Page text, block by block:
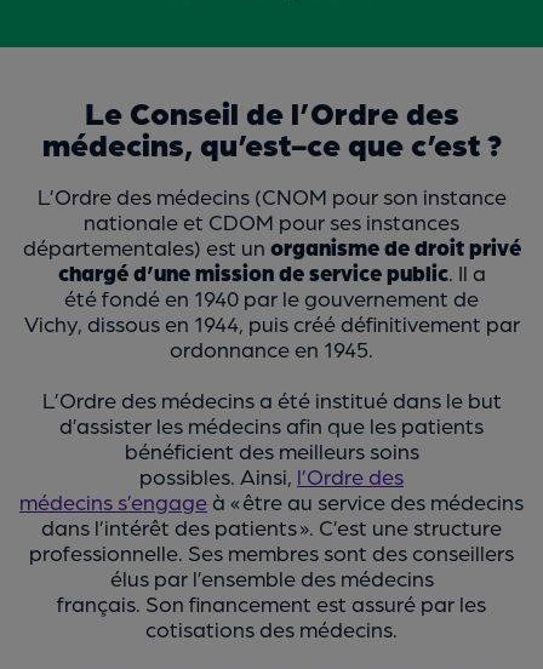
Le Conseil de l’Ordre des
médecins, qu’est-ce que c’est ?
L’Ordre des médecins (CNOM pour son instance
nationale et CDOM pour ses instances
départementales) est un organisme de droit privé
chargé d’une mission de service public. Il a
été fondé en 1940 par le gouvernement de
Vichy, dissous en 1944, puis créé définitivement par
ordonnance en 1945.
L’Ordre des médecins a été institué dans le but
d’assister les médecins afin que les patients
bénéficient des meilleurs soins
possibles. Ainsi, l’Ordre des
médecins s’engage à « être au service des médecins
dans l’intérêt des patients ». C’est une structure
professionnelle. Ses membres sont des conseillers
élus par l’ensemble des médecins
français. Son financement est assuré par les
cotisations des médecins.